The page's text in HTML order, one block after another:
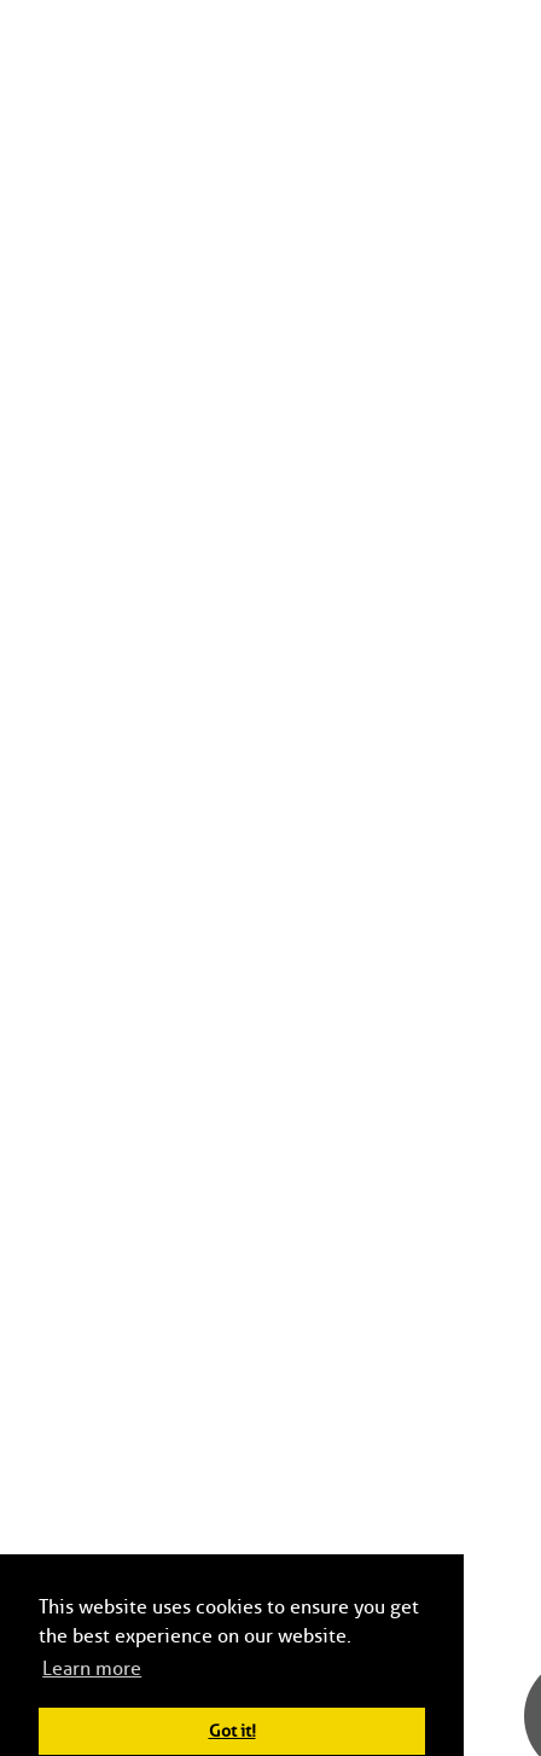
This website uses cookies to ensure you get
the best experience on our website.
Learn more
Got it!